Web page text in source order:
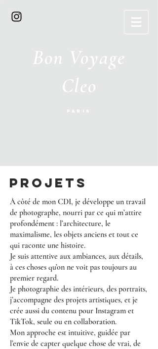
Bon Voyage
Cleo
Paris
Projets
À côté de mon CDI, je développe un travail
de photographe, nourri par ce qui m’attire
profondément : l’architecture, le
maximalisme, les objets anciens et tout ce
qui raconte une histoire.
Je suis attentive aux ambiances, aux détails,
à ces choses qu’on ne voit pas toujours au
premier regard.
Je photographie des intérieurs, des portraits,
j’accompagne des projets artistiques, et je
crée aussi du contenu pour Instagram et
TikTok, seule ou en collaboration.
Mon approche est intuitive, guidée par
l’envie de capter quelque chose de vrai, de